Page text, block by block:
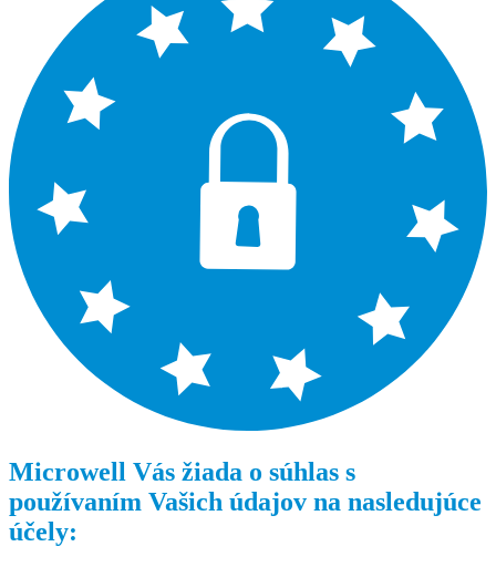
Microwell Vás žiada o súhlas s
používaním Vašich údajov na nasledujúce
účely: